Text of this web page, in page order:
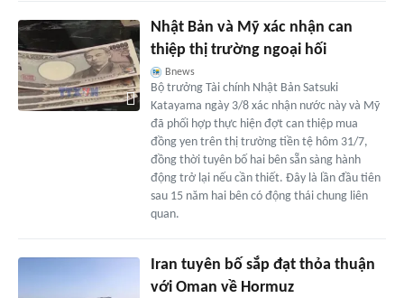
Nhật Bản và Mỹ xác nhận can
thiệp thị trường ngoại hối
Bnews
Bộ trưởng Tài chính Nhật Bản Satsuki
Katayama ngày 3/8 xác nhận nước này và Mỹ
đã phối hợp thực hiện đợt can thiệp mua
đồng yen trên thị trường tiền tệ hôm 31/7,
đồng thời tuyên bố hai bên sẵn sàng hành
động trở lại nếu cần thiết. Đây là lần đầu tiên
sau 15 năm hai bên có động thái chung liên
quan.
Iran tuyên bố sắp đạt thỏa thuận
với Oman về Hormuz